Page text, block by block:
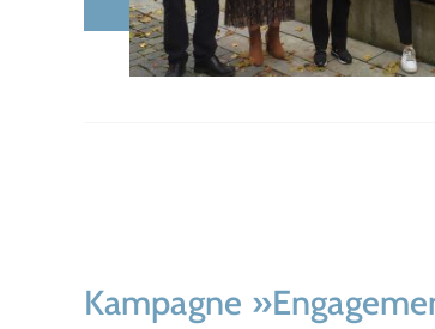
Kampagne